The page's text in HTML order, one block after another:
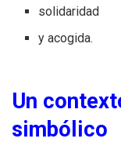
solidaridad
y acogida.
Un
simbólico